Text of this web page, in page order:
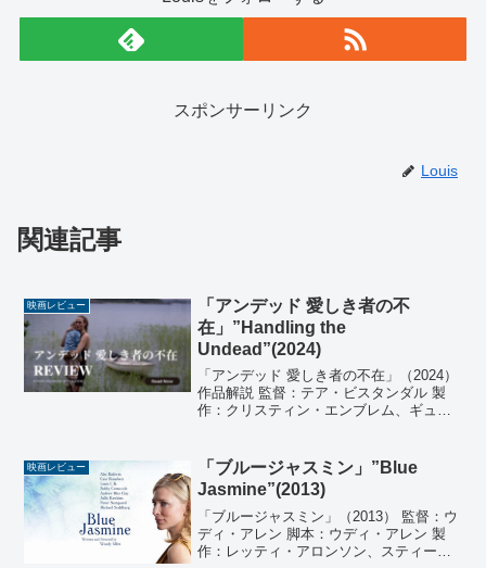
スポンサーリンク
Louis
関連記事
映画レビュー
「アンデッド 愛しき者の不
在」”Handling the
Undead”(2024)
「アンデッド 愛しき者の不在」（2024）
作品解説 監督：テア・ビスタンダル 製
作：クリスティン・エンブレム、ギュ
ン・アイヴィデ・リンドクヴィスト 脚
本：ヨン・アイヴ...
映画レビュー
「ブルージャスミン」”Blue
Jasmine”(2013)
「ブルージャスミン」（2013） 監督：ウ
ディ・アレン 脚本：ウディ・アレン 製
作：レッティ・アロンソン、スティーヴ